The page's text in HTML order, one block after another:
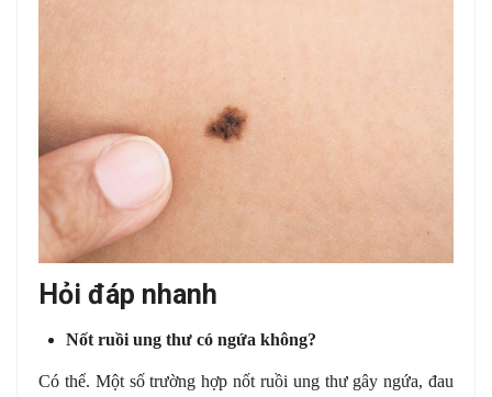
Hỏi đáp nhanh
Nốt ruồi ung thư có ngứa không?
Có thể. Một số trường hợp nốt ruồi ung thư gây ngứa, đau